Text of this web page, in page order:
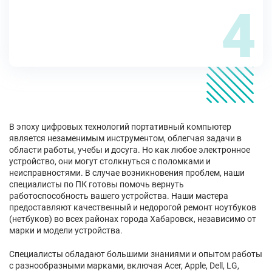
4
В эпоху цифровых технологий портативный компьютер
является незаменимым инструментом, облегчая задачи в
области работы, учебы и досуга. Но как любое электронное
устройство, они могут столкнуться с поломками и
неисправностями. В случае возникновения проблем, наши
специалисты по ПК готовы помочь вернуть
работоспособность вашего устройства. Наши мастера
предоставляют качественный и недорогой ремонт ноутбуков
(нетбуков) во всех районах города Хабаровск, независимо от
марки и модели устройства.
Специалисты обладают большими знаниями и опытом работы
с разнообразными марками, включая Acer, Apple, Dell, LG,